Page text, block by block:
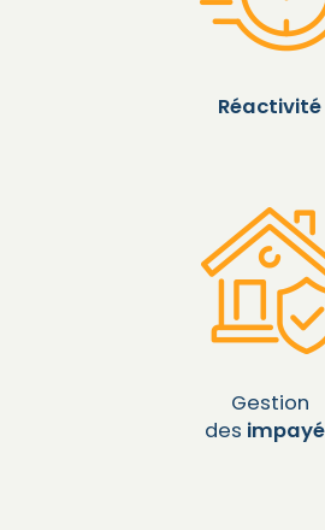
Réactivité
Gestion
des